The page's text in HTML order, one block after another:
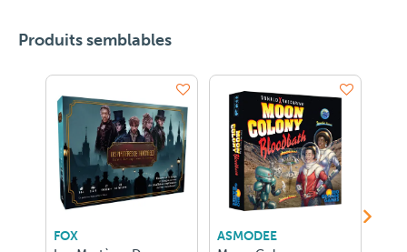
Produits semblables
FOX
ASMODEE